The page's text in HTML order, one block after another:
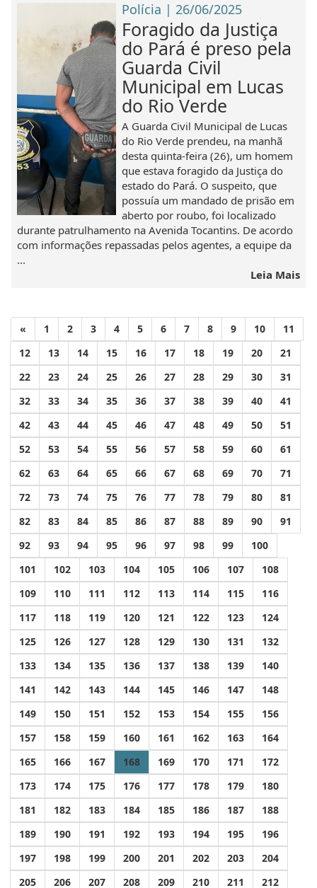
Polícia | 26/06/2025
Foragido da Justiça
do Pará é preso pela
Guarda Civil
Municipal em Lucas
do Rio Verde
A Guarda Civil Municipal de Lucas
do Rio Verde prendeu, na manhã
desta quinta-feira (26), um homem
que estava foragido da Justiça do
estado do Pará. O suspeito, que
possuía um mandado de prisão em
aberto por roubo, foi localizado
durante patrulhamento na Avenida Tocantins. De acordo
com informações repassadas pelos agentes, a equipe da
...
Leia Mais
« 1 2 3 4 5 6 7 8 9 10
11
12
13 14 15 16 17 18 19 20
21
22
23 24 25 26 27 28 29 30
31
32
33 34 35 36 37 38 39 40
41
42
43 44 45 46 47 48 49 50
51
52
53 54 55 56 57 58 59 60
61
62
63 64 65 66 67 68 69 70
71
72
73 74 75 76 77 78 79 80
81
82
83 84 85 86 87 88 89 90
91
92
93 94 95 96 97 98 99
100
101
102 103 104 105 106 107
108
109
110 111 112 113 114 115
116
117
118 119 120 121 122 123
124
125
126 127 128 129 130 131
132
133
134 135 136 137 138 139
140
141
142 143 144 145 146 147
148
149
150 151 152 153 154 155
156
157
158 159 160 161 162 163
164
165
166 167 168 169 170 171
172
173
174 175 176 177 178 179
180
181
182 183 184 185 186 187
188
189
190 191 192 193 194 195
196
197
198 199 200 201 202 203
204
205
206 207 208 209 210 211 212